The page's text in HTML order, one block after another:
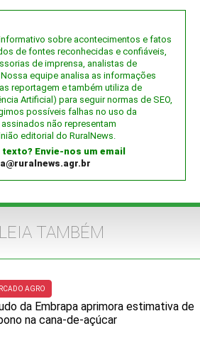
sobre acontecimentos e fatos
de fontes reconhecidas e confiáveis,
de imprensa, analistas de
equipe analisa as informações
reportagem e também utiliza de
Artificial) para seguir normas de SEO,
possíveis falhas no uso da
não representam
editorial do RuralNews.
Envie-nos um email
LEIA TAMBÉM
AGRO
da Embrapa aprimora estimativa de
na cana-de-açúcar